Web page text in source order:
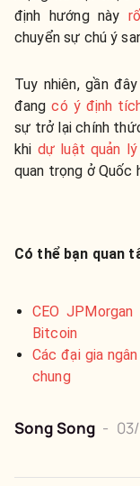
định hướng này
chuyển sự chú ý
Tuy nhiên, gần
đangcó ý định
sự trở lại chính
khi dự luật quản
quan trọng ở Quốc
Có thể bạn quan
CEO
Bitcoin
Các đại gia
chung
Song Song -